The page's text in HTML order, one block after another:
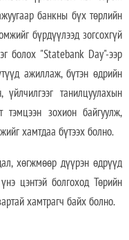
банкны бүх төрлийн
бүрдүүлээд зогсохгүй
болох "Statebank Day"-ээр
ажиллаж, бүтэн өдрийн
танилцуулахын
тэмцээн зохион байгуулж,
хамтдаа бүтээх болно.
хөгжмөөр дүүрэн өдрүүд
цэнтэй болгоход Төрийн
хамтрагч байх болно.